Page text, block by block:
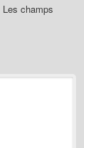
Les champs